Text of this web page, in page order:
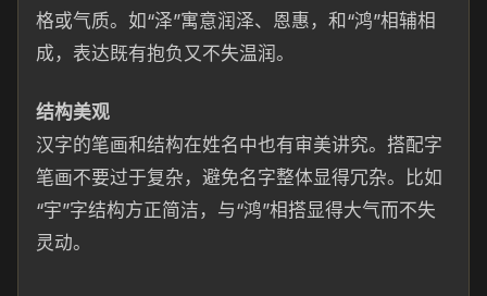
格或气质。如“泽”寓意润泽、恩惠，和“鸿”相辅相
成，表达既有抱负又不失温润。
结构美观
汉字的笔画和结构在姓名中也有审美讲究。搭配字
笔画不要过于复杂，避免名字整体显得冗杂。比如
“宇”字结构方正简洁，与“鸿”相搭显得大气而不失
灵动。